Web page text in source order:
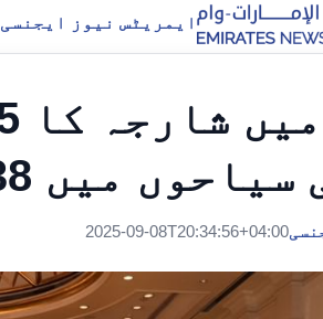
ایمریٹس نیوز ایجنسی
میں 38 فیصد اضافہ
2025-09-08T20:34:56+04:00